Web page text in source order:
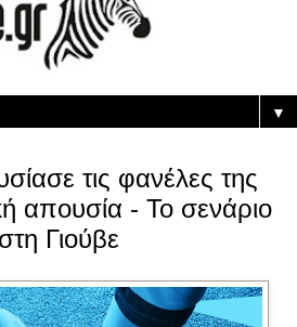
▼
τις φανέλες της
απουσία - Το σενάριο
Γιούβε